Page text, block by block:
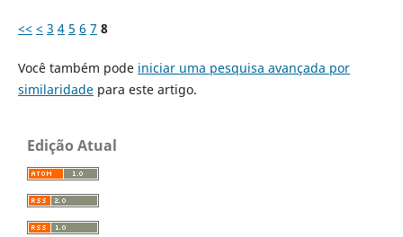
<< < 3 4 5 6 7 8
Você também pode iniciar uma pesquisa avançada por
similaridadepara este artigo.
Edição Atual